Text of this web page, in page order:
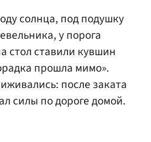
солнца, под подушку
у порога
стол ставили кувшин
прошла мимо».
после заката
силы по дороге домой.